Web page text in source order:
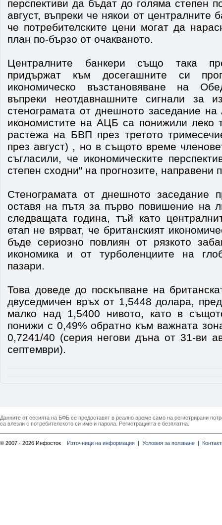
перспективи да бъдат до голяма степен
август, въпреки че някои от централните
че потребителските цени могат да
план по-бързо от очакваното.
Централните банкери също така
придържат към досегашните си
икономическо възстановяване на
въпреки неотдавнашните сигнали за
стенограмата от днешното заседание
икономистите на АЦБ са понижили леко
растежа на БВП през третото
през август) , но в същото време
съгласили, че икономическите
степен сходни" на прогнозите, направени
Стенограмата от днешното заседание
оставя на пътя за първо повишение на
следващата година, тъй като
етап не вярват, че британският
бъде сериозно повлиян от рязкото
икономика и от турболенциите на
пазари.
Това доведе до поскъпване на
двуседмичен връх от 1,5448 долара,
малко над 1,5400 нивото, като в
понижи с 0,49% обратно към важната
0,7241/40 (серия негови дъна от 31-ви
септември).
Данните от сесията на БФБ се предоставят в реално време само на регистрирани
са влезли с потребителското си име и парола. Регистрацията е безплатна.
© 2007 - 2026 Инфосток Източници на информация | Условия за ползване |